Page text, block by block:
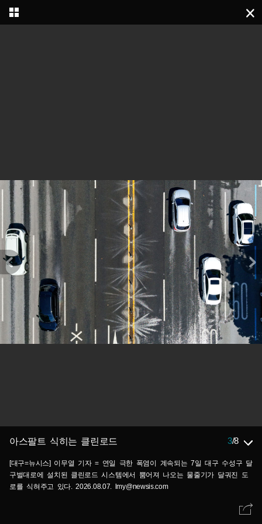
아스팔트 식히는 클린로드 3/8
[대구=뉴시스] 이무열 기자 = 연일 극한 폭염이 계속되는 7일 대구 수성구 달
구벌대로에 설치된 클린로드 시스템에서 뿜어져 나오는 물줄기가 달궈진 도
로를 식혀주고 있다. 2026.08.07. lmy@newsis.com